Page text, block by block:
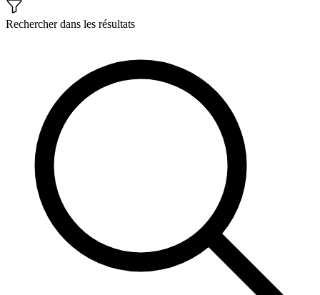
Rechercher dans les résultats